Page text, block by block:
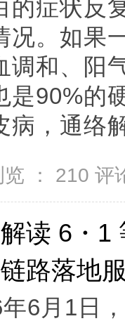
的症状反
况。如果
调和、阳
是90%的
病，通络
： 210 评
读 6・1
路落地
6月1日